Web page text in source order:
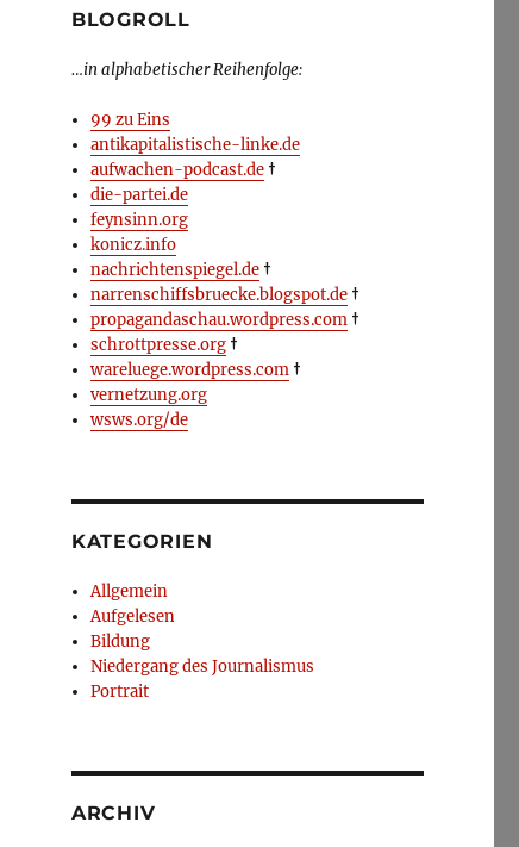
BLOGROLL
…in alphabetischer Reihenfolge:
99 zu Eins
antikapitalistische-linke.de
aufwachen-podcast.de †
die-partei.de
feynsinn.org
konicz.info
nachrichtenspiegel.de †
narrenschiffsbruecke.blogspot.de †
propagandaschau.wordpress.com †
schrottpresse.org †
wareluege.wordpress.com †
vernetzung.org
wsws.org/de
KATEGORIEN
Allgemein
Aufgelesen
Bildung
Niedergang des Journalismus
Portrait
ARCHIV